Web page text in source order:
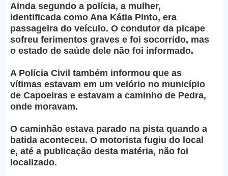
Ainda segundo a polícia, a mulher,
identificada como Ana Kátia Pinto, era
passageira do veículo. O condutor da picape
sofreu ferimentos graves e foi socorrido, mas
o estado de saúde dele não foi informado.
A Polícia Civil também informou que as
vítimas estavam em um velório no município
de Capoeiras e estavam a caminho de Pedra,
onde moravam.
O caminhão estava parado na pista quando a
batida aconteceu. O motorista fugiu do local
e, até a publicação desta matéria, não foi
localizado.